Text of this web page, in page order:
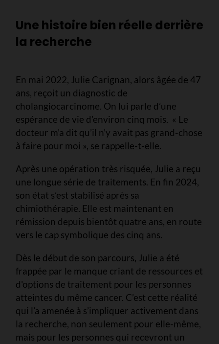
Une histoire bien réelle derrière
la recherche
En mai 2022, Julie Carignan, alors âgée de 47
ans, reçoit un diagnostic de
cholangiocarcinome. On lui parle d’une
espérance de vie d’environ cinq mois. « Le
docteur m’a dit qu’il n’y avait pas grand-chose
à faire pour moi », se rappelle-t-elle.
Après une opération très risquée, Julie a reçu
une longue série de traitements. En fin 2024,
son état s’est stabilisé après sa
chimiothérapie. Elle est maintenant en
rémission depuis bientôt quatre ans, en route
vers le cap symbolique des cinq ans.
Dès le début de son parcours, Julie a été
frappée par le manque criant de ressources et
d'options de traitement pour les personnes
atteintes du même cancer. C’est cette réalité
qui l’a amenée à s’impliquer activement dans
la recherche, non seulement pour elle-même,
mais pour les personnes qui recevront un